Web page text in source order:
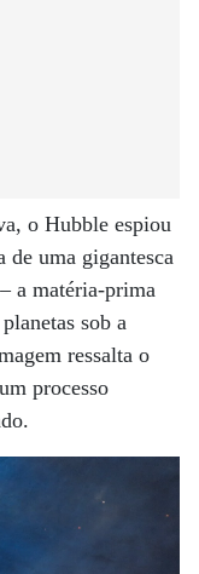
o Hubble espiou
de uma gigantesca
a matéria-prima
sob a
ressalta o
processo